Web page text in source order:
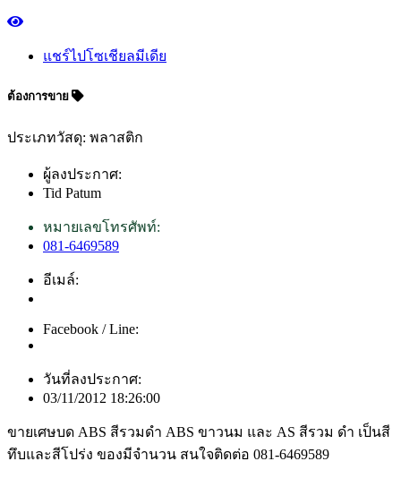
แชร์ไปโซเชียลมีเดีย
ต้องการขาย
ประเภทวัสดุ: พลาสติก
ผู้ลงประกาศ:
Tid Patum
หมายเลขโทรศัพท์:
081-6469589
อีเมล์:
Facebook / Line:
วันที่ลงประกาศ:
03/11/2012 18:26:00
ขายเศษบด ABS สีรวมดำ ABS ขาวนม และ AS สีรวม ดำ เป็นสี
ทึบและสีโปร่ง ของมีจำนวน สนใจติดต่อ 081-6469589